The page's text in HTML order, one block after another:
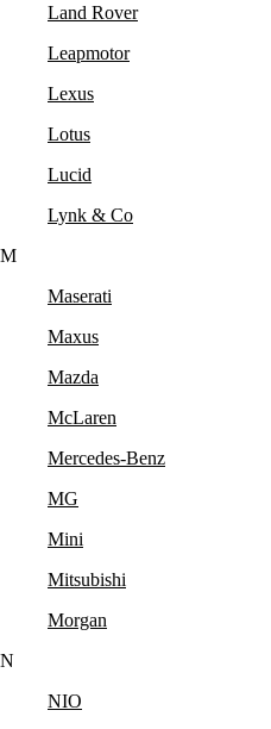
Land Rover
Leapmotor
Lexus
Lotus
Lucid
Lynk & Co
M
Maserati
Maxus
Mazda
McLaren
Mercedes-Benz
MG
Mini
Mitsubishi
Morgan
N
NIO